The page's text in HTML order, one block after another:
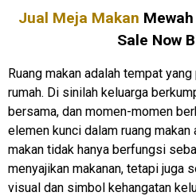
Jual Meja Makan
Sale Now
Ruang makan adalah tempat
rumah. Di sinilah keluarga
bersama, dan momen-momen
elemen kunci dalam ruang makan
makan tidak hanya berfungsi
menyajikan makanan, tetapi juga
visual dan simbol kehangatan